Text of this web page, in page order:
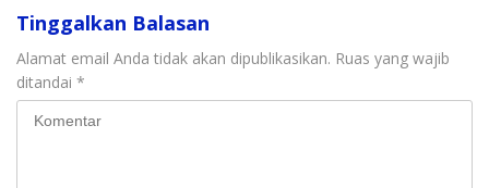
Tinggalkan Balasan
Alamat email Anda tidak akan dipublikasikan. Ruas yang wajib
ditandai *